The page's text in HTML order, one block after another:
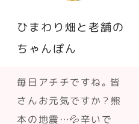
ひまわり畑と老舗の
ちゃんぽん
毎日アチチですね。皆
さんお元気ですか？熊
本の地震…💦辛いで